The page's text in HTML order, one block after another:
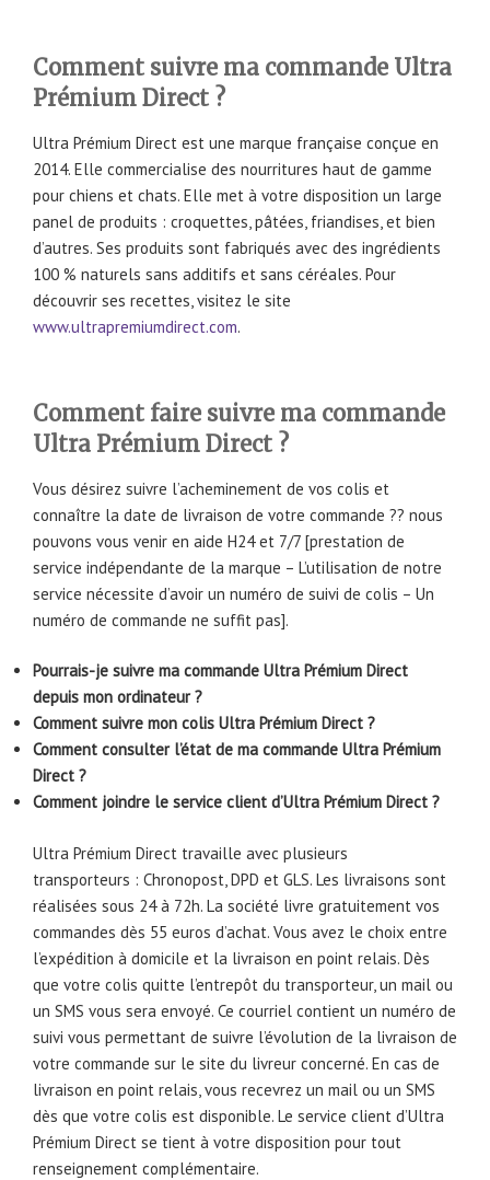
Comment suivre ma commande Ultra
Prémium Direct ?
Ultra Prémium Direct est une marque française conçue en
2014. Elle commercialise des nourritures haut de gamme
pour chiens et chats. Elle met à votre disposition un large
panel de produits : croquettes, pâtées, friandises, et bien
d’autres. Ses produits sont fabriqués avec des ingrédients
100 % naturels sans additifs et sans céréales. Pour
découvrir ses recettes, visitez le site
www.ultrapremiumdirect.com.
Comment faire suivre ma commande
Ultra Prémium Direct ?
Vous désirez suivre l’acheminement de vos colis et
connaître la date de livraison de votre commande ?? nous
pouvons vous venir en aide H24 et 7/7 [prestation de
service indépendante de la marque – L’utilisation de notre
service nécessite d’avoir un numéro de suivi de colis – Un
numéro de commande ne suffit pas].
Pourrais-je suivre ma commande Ultra Prémium Direct
depuis mon ordinateur ?
Comment suivre mon colis Ultra Prémium Direct ?
Comment consulter l’état de ma commande Ultra Prémium
Direct ?
Comment joindre le service client d’Ultra Prémium Direct ?
Ultra Prémium Direct travaille avec plusieurs
transporteurs : Chronopost, DPD et GLS. Les livraisons sont
réalisées sous 24 à 72h. La société livre gratuitement vos
commandes dès 55 euros d’achat. Vous avez le choix entre
l’expédition à domicile et la livraison en point relais. Dès
que votre colis quitte l’entrepôt du transporteur, un mail ou
un SMS vous sera envoyé. Ce courriel contient un numéro de
suivi vous permettant de suivre l’évolution de la livraison de
votre commande sur le site du livreur concerné. En cas de
livraison en point relais, vous recevrez un mail ou un SMS
dès que votre colis est disponible. Le service client d’Ultra
Prémium Direct se tient à votre disposition pour tout
renseignement complémentaire.